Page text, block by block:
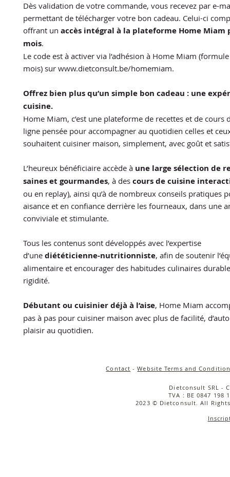
Dès validation de votre commande, vous recevez par e-
permettant de télécharger votre bon cadeau. Celui-ci
offrant un accès intégral à la plateforme Home Miam
mois.
Le code est à activer via l’adhésion à Home Miam
mois) sur www.dietconsult.be/homemiam.
Offrez bien plus qu’un simple bon cadeau : une
cuisine.
Home Miam, c’est une plateforme de recettes et de cours
ligne pensée pour accompagner au quotidien celles et
souhaitent cuisiner maison, simplement, avec goût et
L’heureux bénéficiaire accède à une large sélection de
saines et gourmandes, à des cours de cuisine
ou en replay), ainsi qu’à de nombreux conseils pratiques
aisance et en confiance derrière les fourneaux, dans une
conviviale et stimulante.
Tous les contenus sont développés avec l’expertise
d’une diététicienne-nutritionniste, afin de soutenir
alimentaire et encourager des habitudes culinaires
rigidité.
Débutant ou cuisinier déjà à l’aise, Home Miam
pas à pas pour cuisiner maison avec plus de facilité,
plaisir au quotidien.
Contact -Website Terms and
Dietconsult SRL -
TVA : BE 0847 198
2023 © Dietconsult. All